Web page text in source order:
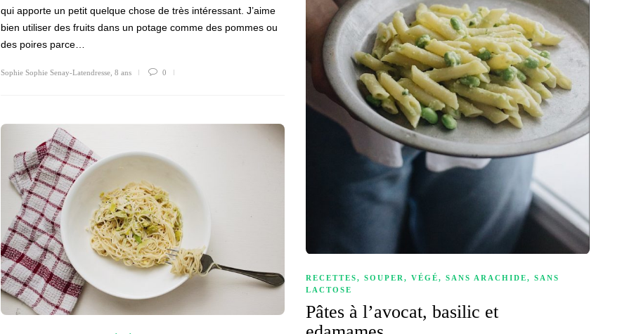
qui apporte un petit quelque chose de très intéressant. J’aime
bien utiliser des fruits dans un potage comme des pommes ou
des poires parce…
Sophie Sophie Senay-Latendresse, 8 ans 0
RECETTES, SOUPER , VÉGÉ, SANS ARACHIDE, SANS
LACTOSE
Pâtes à l’avocat, basilic et